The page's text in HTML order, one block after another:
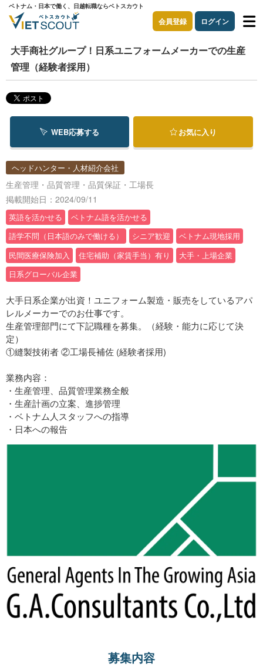
ベトナム・日本で働く、日越転職ならベトスカウト
会員登録 ログイン
大手商社グループ！日系ユニフォームメーカーでの生産
管理（経験者採用）
WEB応募する お気に入り
ヘッドハンター・人材紹介会社
生産管理・品質管理・品質保証・工場長
掲載開始日：2024/09/11
英語を活かせる
ベトナム語を活かせる
語学不問（日本語のみで働ける）
シニア歓迎
ベトナム現地採用
民間医療保険加入
住宅補助（家賃手当）有り
大手・上場企業
日系グローバル企業
大手日系企業が出資！ユニフォーム製造・販売をしているアパ
レルメーカーでのお仕事です。
生産管理部門にて下記職種を募集。（経験・能力に応じて決
定）
①縫製技術者 ②工場長補佐 (経験者採用)
業務内容：
・生産管理、品質管理業務全般
・生産計画の立案、進捗管理
・ベトナム人スタッフへの指導
・日本への報告
募集内容